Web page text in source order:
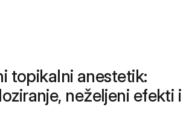
topikalni anestetik:
neželjeni efekti i